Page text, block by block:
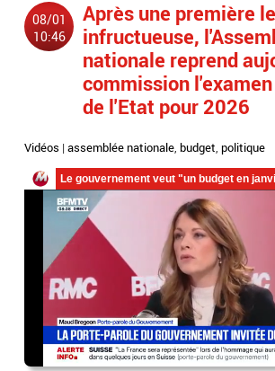
08/01
10:46
Après une première
infructueuse,
nationale reprend
commission
de l'Etat pour 2026
Vidéos |assemblée nationale,budget,politique